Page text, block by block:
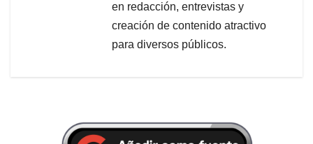
en redacción, entrevistas y
creación de contenido atractivo
para diversos públicos.